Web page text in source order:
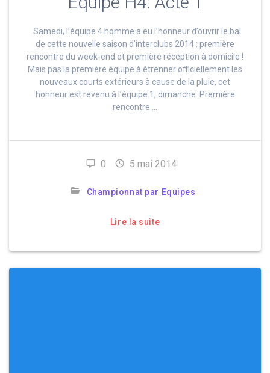
Samedi, l’équipe 4 homme a eu l’honneur d’ouvrir le bal
de cette nouvelle saison d’interclubs 2014 : première
rencontre du week-end et première réception à domicile !
Mais pas la première équipe à étrenner officiellement les
nouveaux courts extérieurs à cause de la pluie, cet
honneur est revenu à l’équipe 1, dimanche. Première
rencontre …
0 5 mai 2014
Championnat par Equipes
Lire la suite